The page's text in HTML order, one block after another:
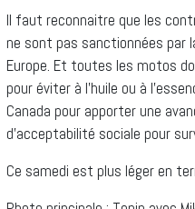
Il faut reconnaitre que les
ne sont pas sanctionnées par
Europe. Et toutes les motos
pour éviter à l’huile ou à
Canada pour apporter une
d’acceptabilité sociale pour
Ce samedi est plus léger en